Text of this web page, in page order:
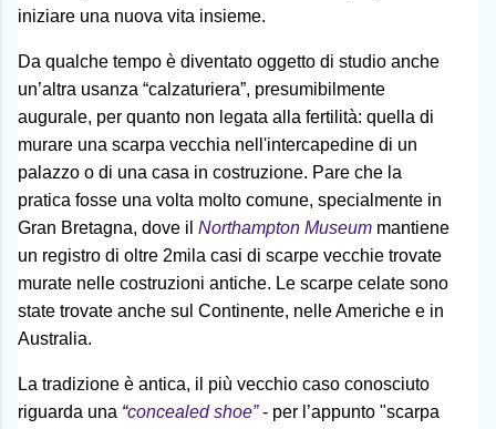
iniziare una nuova vita insieme.
Da qualche tempo è diventato oggetto di studio anche
un’altra usanza “calzaturiera”, presumibilmente
augurale, per quanto non legata alla fertilità: quella di
murare una scarpa vecchia nell'intercapedine di un
palazzo o di una casa in costruzione. Pare che la
pratica fosse una volta molto comune, specialmente in
Gran Bretagna, dove il Northampton Museum mantiene
un registro di oltre 2mila casi di scarpe vecchie trovate
murate nelle costruzioni antiche. Le scarpe celate sono
state trovate anche sul Continente, nelle Americhe e in
Australia.
La tradizione è antica, il più vecchio caso conosciuto
riguarda una “concealed shoe”- per l’appunto "scarpa